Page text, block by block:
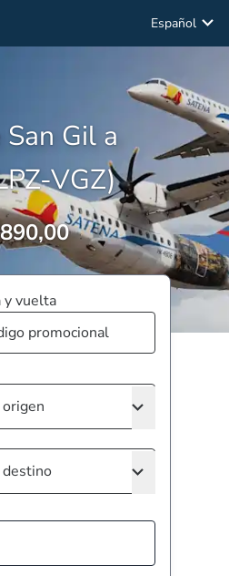
Español
Gil a
VGZ)
y vuelta